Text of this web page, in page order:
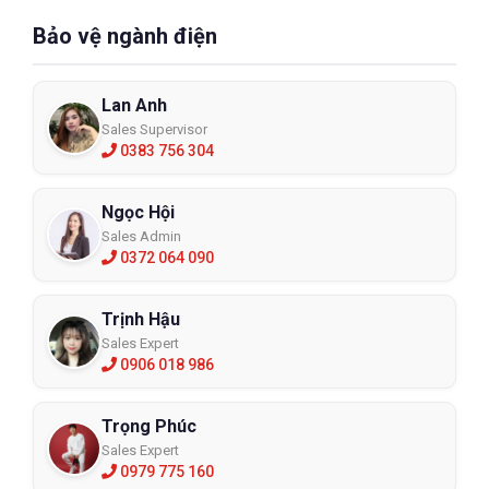
Bảo vệ ngành điện
Lan Anh
Sales Supervisor
0383 756 304
Ngọc Hội
Sales Admin
0372 064 090
Trịnh Hậu
Sales Expert
0906 018 986
Trọng Phúc
Sales Expert
0979 775 160